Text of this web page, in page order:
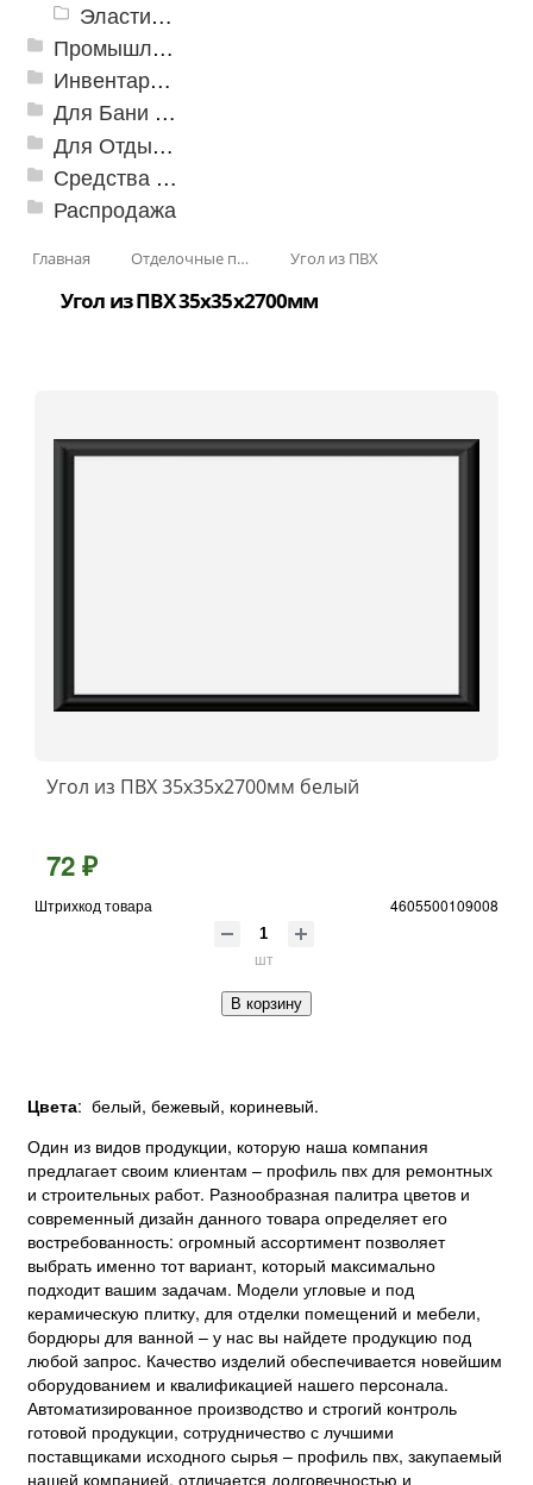
Эластичный напольно-стыковочный профиль Cezar
Промышленный текстиль
Инвентарь для клининга
Для Бани и Сауны
Для Отдыха и Пикника
Средства от насекомых и садовых вредителей
Распродажа
Главная Отделочные профили Угол из ПВХ
Угол из ПВХ 35х35x2700мм
Угол из ПВХ 35х35x2700мм белый
72 ₽
Штрихкод товара 4605500109008
шт
В корзину
Цвета: белый, бежевый, кориневый.
Один из видов продукции, которую наша компания
предлагает своим клиентам – профиль пвх для ремонтных
и строительных работ. Разнообразная палитра цветов и
современный дизайн данного товара определяет его
востребованность: огромный ассортимент позволяет
выбрать именно тот вариант, который максимально
подходит вашим задачам. Модели угловые и под
керамическую плитку, для отделки помещений и мебели,
бордюры для ванной – у нас вы найдете продукцию под
любой запрос. Качество изделий обеспечивается новейшим
оборудованием и квалификацией нашего персонала.
Автоматизированное производство и строгий контроль
готовой продукции, сотрудничество с лучшими
поставщиками исходного сырья – профиль пвх, закупаемый
нашей компанией, отличается долговечностью и